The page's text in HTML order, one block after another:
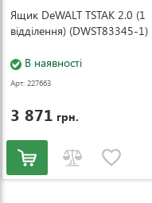
Ящик DeWALT TSTAK 2.0 (1
відділення) (DWST83345-1)
В наявності
Арт: 227663
3 871 грн.